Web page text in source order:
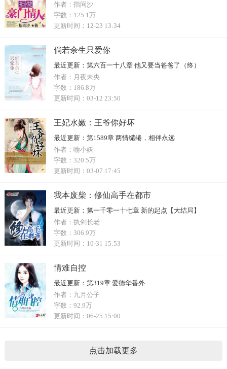
作者： 指间沙
字数： 125.1万
更新时间： 12-23 13:34
倘若余生只爱你
最近更新： 第六百一十八章 他又要当爸爸了（终）
作者： 月夜未央
字数： 186.8万
更新时间： 03-12 23:50
王妃水嫩：王爷你好坏
最近更新： 第1589章 两情缱绻，相伴永远
作者： 喻小妖
字数： 320.5万
更新时间： 03-07 17:45
我本废柴：修仙高手在都市
最近更新： 第一千零一十七章 新的起点【大结局】
作者： 执剑长老
字数： 306.9万
更新时间： 10-31 15:53
情难自控
最近更新： 第319章 爱德华番外
作者： 九月公子
字数： 92.9万
更新时间： 06-25 15:00
点击加载更多